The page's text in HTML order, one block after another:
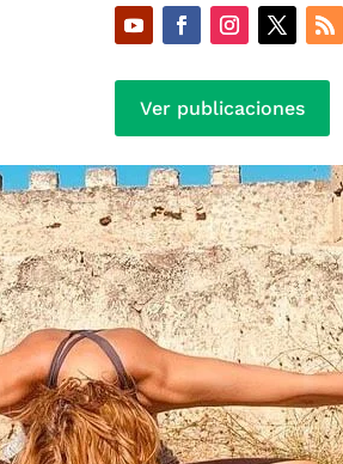
Ver publicaciones